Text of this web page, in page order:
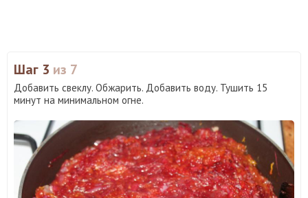
Шаг 3 из 7
Добавить свеклу. Обжарить. Добавить воду. Тушить 15
минут на минимальном огне.